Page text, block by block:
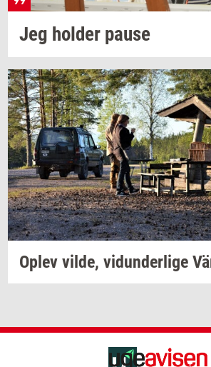
Jeg hol­der pause
Oplev vilde, vi­dun­der­li­ge